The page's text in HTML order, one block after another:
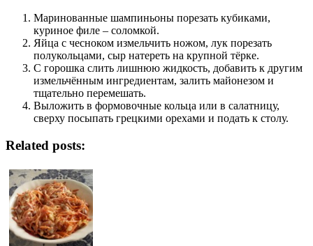
Маринованные шампиньоны порезать кубиками,
куриное филе – соломкой.
Яйца с чесноком измельчить ножом, лук порезать
полукольцами, сыр натереть на крупной тёрке.
С горошка слить лишнюю жидкость, добавить к другим
измельчённым ингредиентам, залить майонезом и
тщательно перемешать.
Выложить в формовочные кольца или в салатницу,
сверху посыпать грецкими орехами и подать к столу.
Related posts: